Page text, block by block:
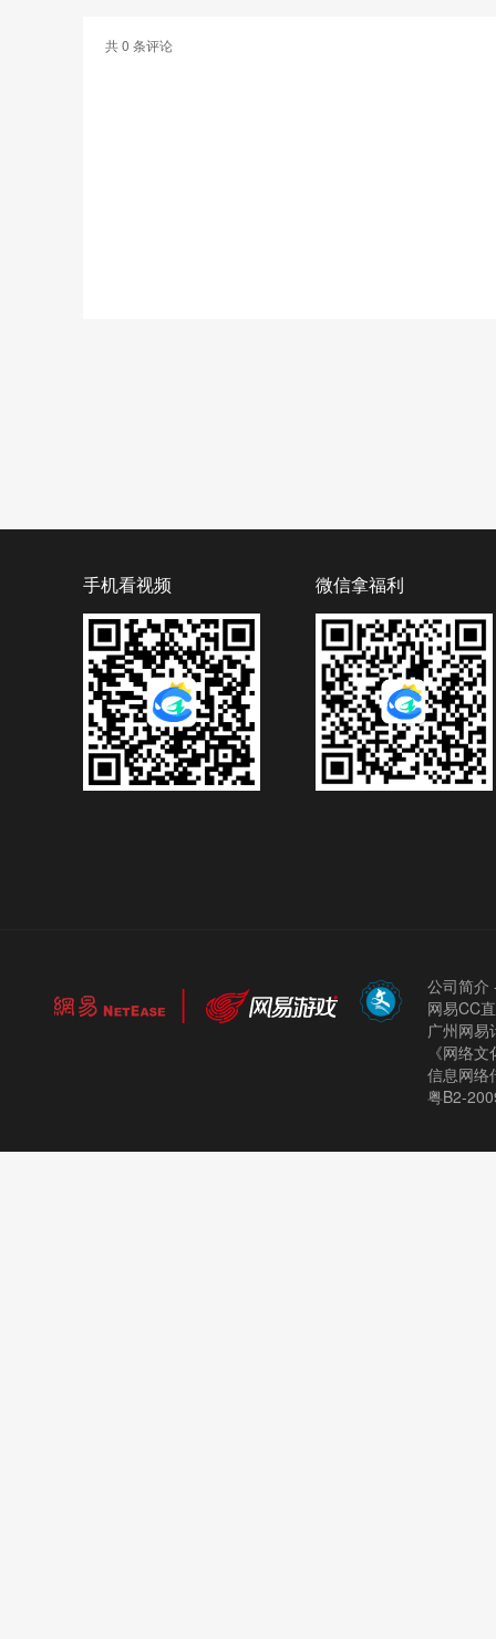
共0 条评论
手机看视频 微信拿福利
公司简介
网易CC
广州网
《网络
信息网络
粤B2-